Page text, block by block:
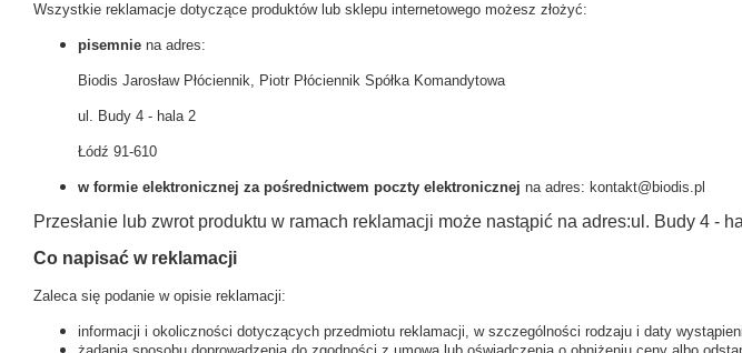
Wszystkie reklamacje dotyczące produktów lub sklepu internetowego możesz złożyć:
pisemnie na adres:
Biodis Jarosław Płóciennik, Piotr Płóciennik Spółka Komandytowa
ul. Budy 4 - hala 2
Łódź 91-610
w formie elektronicznej za pośrednictwem poczty elektronicznej na adres: kontakt@biodis.pl
Przesłanie lub zwrot produktu w ramach reklamacji może nastąpić na adres:ul. Budy 4 -
Co napisać w reklamacji
Zaleca się podanie w opisie reklamacji:
informacji i okoliczności dotyczących przedmiotu reklamacji, w szczególności rodzaju i daty